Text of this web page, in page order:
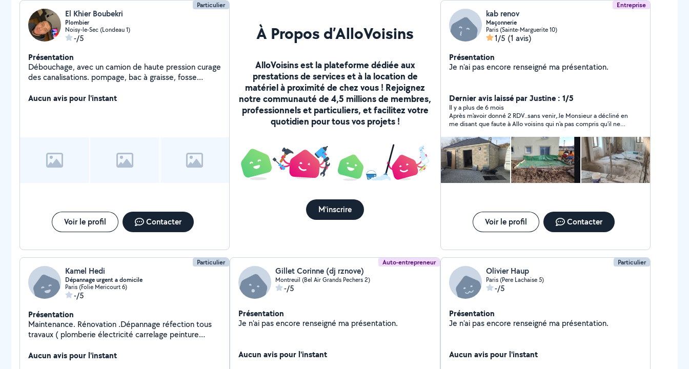
Particulier
El Khier Boubekri
Plombier
Noisy-le-Sec (Londeau 1)
-/5
Présentation
Débouchage, avec un camion de haute pression curage
des canalisations. pompage, bac à graisse, fosse
de plomberie Intervention rapide et efficace 24/7
Aucun avis pour l'instant
Voir le profil Contacter
À Propos d’AlloVoisins
AlloVoisins est la plateforme dédiée aux
prestations de services et à la location de
matériel à proximité de chez vous ! Rejoignez
notre communauté de 4,5 millions de membres,
professionnels et particuliers, et facilitez votre
quotidien pour tous vos projets !
M'inscrire
Entreprise
kab renov
Maçonnerie
Paris (Sainte-Marguerite 10)
1/5 (1 avis)
Présentation
Je n'ai pas encore renseigné ma présentation.
Dernier avis laissé par Justine : 1/5
Il y a plus de 6 mois
Après m'avoir donné 2 RDV..sans venir,.le Monsieur a décliné en
me disant que faute à Allo voisins qui n'a pas compris qu'il ne
HABITE 78..et moi 77.. J'attends la réaction de Allo voisins
Voir le profil Contacter
Particulier
Kamel Hedi
Dépannage urgent a domicile
Paris (Folie Mericourt 6)
-/5
Présentation
Maintenance. Rénovation .Dépannage réfection tous
travaux ( plomberie électricité carrelage peinture
de dépannage urgent recherche de panne ou des
Aucun avis pour l'instant
Auto-entrepreneur
Gillet Corinne (dj rznove)
Montreuil (Bel Air Grands Pechers 2)
-/5
Présentation
Je n'ai pas encore renseigné ma présentation.
Aucun avis pour l'instant
Particulier
Olivier Haup
Paris (Pere Lachaise 5)
-/5
Présentation
Je n'ai pas encore renseigné ma présentation.
Aucun avis pour l'instant